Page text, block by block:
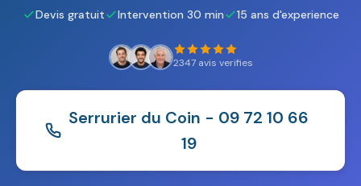
Devis gratuit Intervention 30 min 15 ans d'experience
2347 avis verifies
Serrurier du Coin - 09 72 10 66
19